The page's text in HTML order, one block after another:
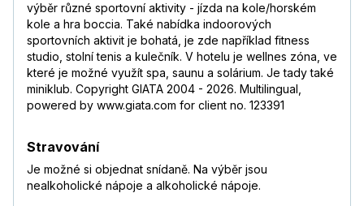
výběr různé sportovní aktivity - jízda na kole/horském
kole a hra boccia. Také nabídka indoorových
sportovních aktivit je bohatá, je zde například fitness
studio, stolní tenis a kulečník. V hotelu je wellnes zóna, ve
které je možné využít spa, saunu a solárium. Je tady také
miniklub. Copyright GIATA 2004 - 2026. Multilingual,
powered by www.giata.com for client no. 123391
Stravování
Je možné si objednat snídaně. Na výběr jsou
nealkoholické nápoje a alkoholické nápoje.